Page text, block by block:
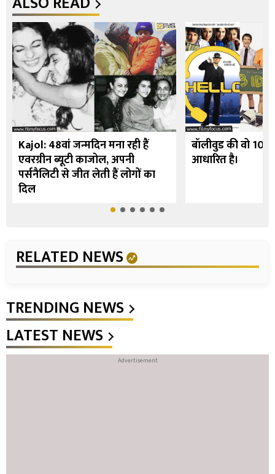
Kajol: 48वां जन्मदिन मना रही हैं
एवरग्रीन ब्यूटी काजोल, अपनी
पर्सनैलिटी से जीत लेती हैं लोगों का
दिल
बॉलीवुड की वो 10
आधारित है।
RELATED NEWS
TRENDING NEWS
LATEST NEWS